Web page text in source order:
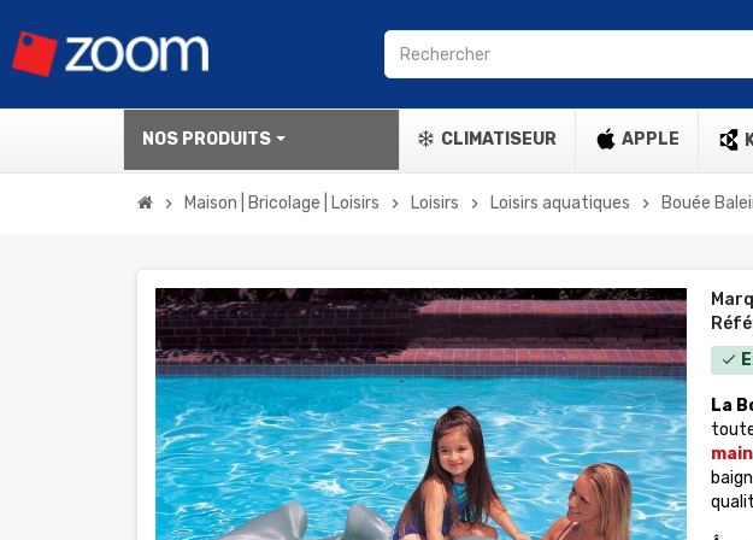
NOS PRODUITS CLIMATISEUR APPLE
chevron_right Maison | Bricolage | Loisirs chevron_right Loisirs chevron_right Loisirs aquatiques chevron_right Bouée
check
La